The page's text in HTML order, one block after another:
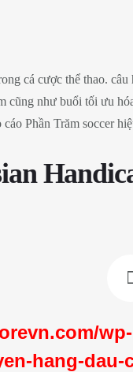
cá cược thể thao.
cũng như buổi tối ưu
Phần Trăm soccer
hang-dau-